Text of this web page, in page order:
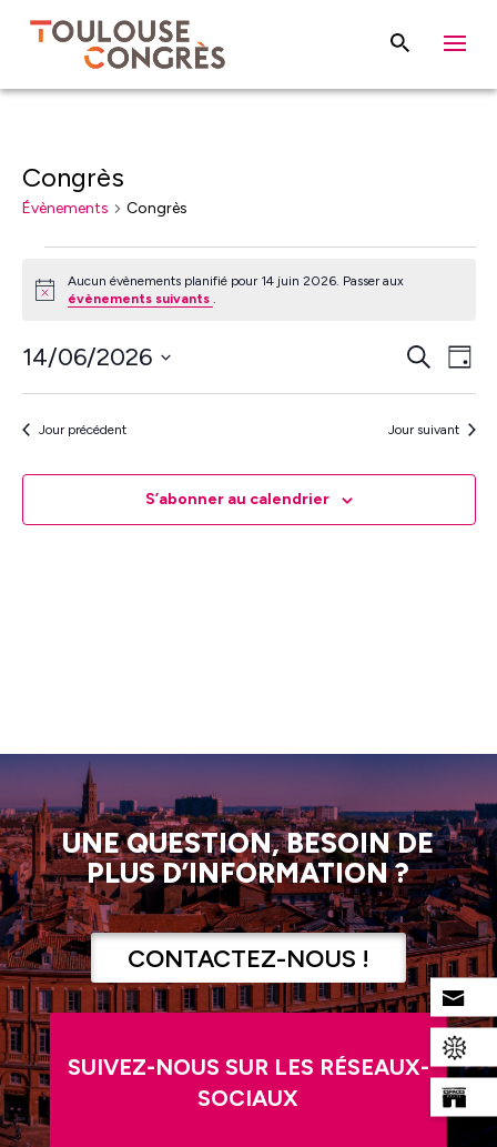
Congrès
Évènements Congrès
Évènements
for
14
juin
2026
Notice
Aucun évènements planifié pour 14 juin 2026. Passer aux
évènements suivants.
et
de
vues
Recherche
de
Jour
14/06/2026
Sélectionnez
uneJour précédent Jour suivant
S’abonner au calendrier
UNE QUESTION, BESOIN DE
PLUS D’INFORMATION ?
CONTACTEZ-NOUS !
SUIVEZ-NOUS SUR LES RÉSEAUX-
SOCIAUX